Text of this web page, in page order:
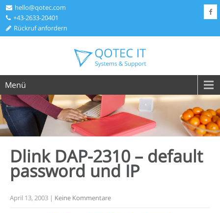
hello@qotec.com
+43-2633-20401
Rückruf anfordern
Menü
Dlink DAP-2310 – default
password und IP
April 13, 2003 | Keine Kommentare